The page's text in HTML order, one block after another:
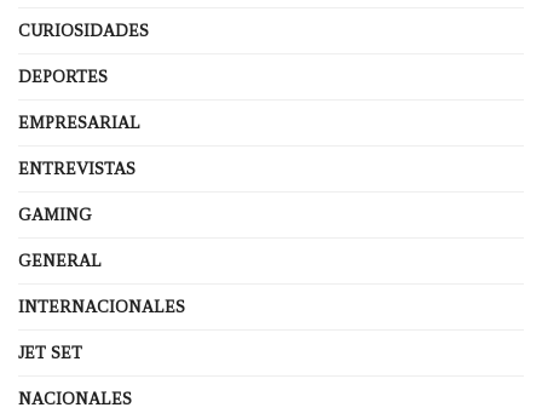
CURIOSIDADES
DEPORTES
EMPRESARIAL
ENTREVISTAS
GAMING
GENERAL
INTERNACIONALES
JET SET
NACIONALES